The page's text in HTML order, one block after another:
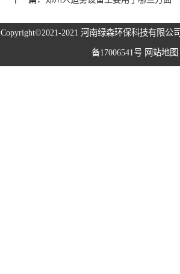
Copyright©2021-2021 河南绿森环保科技有限公司
备17006541号 网站地图
高空除尘雾桩